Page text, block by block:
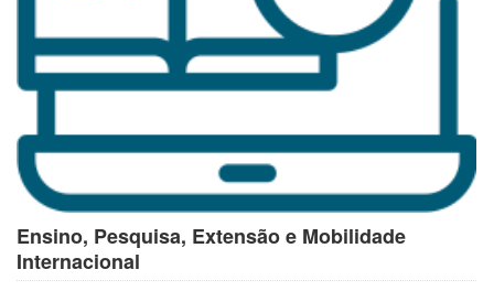
Ensino, Pesquisa, Extensão e Mobilidade
Internacional